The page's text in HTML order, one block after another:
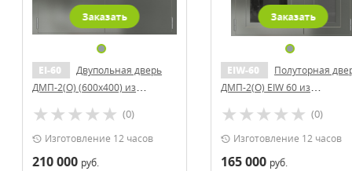
Заказать
EI-60
Двупольная дверь
ДМП-2(О) (600x400) из
(0)
Изготовление 12 часов
210 000руб.
Заказать
EIW-60
Полуторная дверь
ДМП-2(О) EIW 60 из
(0)
Изготовление 12 часов
165 000руб.